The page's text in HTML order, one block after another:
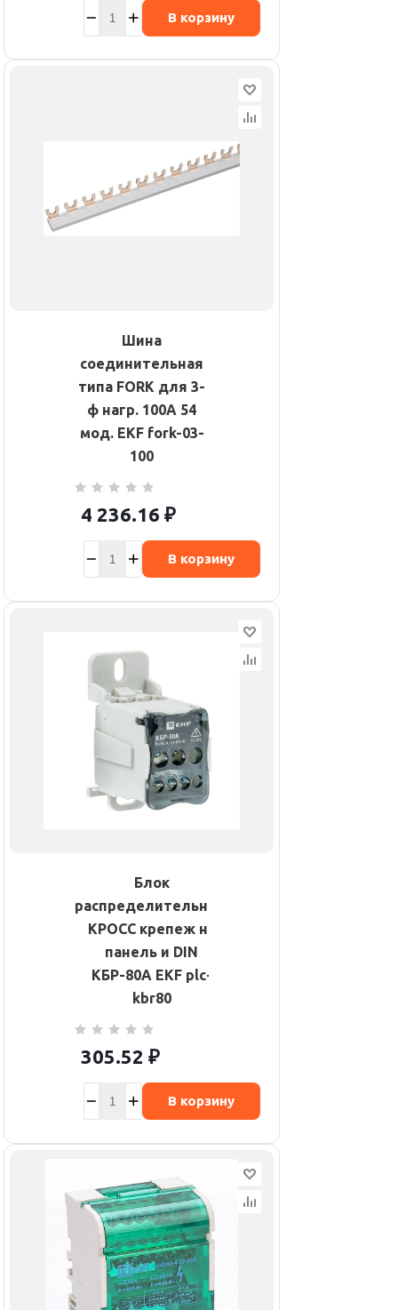
В корзину
Шина
соединительная
типа FORK для 3-
ф нагр. 100А 54
мод. EKF fork-03-
100
4 236.16 ₽
В корзину
Блок
распределительный
КРОСС крепеж на
панель и DIN
КБР-80А EKF plc-
kbr80
305.52 ₽
В корзину